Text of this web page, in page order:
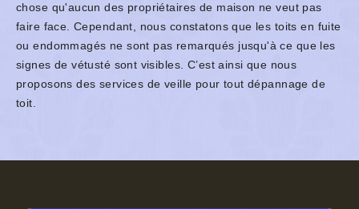
chose qu'aucun des propriétaires de maison ne veut pas
faire face. Cependant, nous constatons que les toits en fuite
ou endommagés ne sont pas remarqués jusqu'à ce que les
signes de vétusté sont visibles. C’est ainsi que nous
proposons des services de veille pour tout dépannage de
toit.